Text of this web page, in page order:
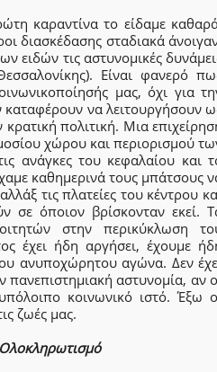
καραντίνα το είδαμε
διασκέδασης σταδιακά
ειδών τις αστυνομικές
Είναι φανερό
μας, όχι για
καταφέρουν να λειτουργήσουν
πολιτική. Μια
χώρου και περιορισμού
ανάγκες του κεφαλαίου και
καθημερινά τους μπάτσους
τις πλατείες του κέντρου
σε όποιον βρίσκονταν εκεί.
στην περικύκλωση
έχει ήδη αργήσει, έχουμε
ανυποχώρητου αγώνα. Δεν
πανεπιστημιακή αστυνομία, αν
κοινωνικό ιστό. Έξω
ζωές μας.